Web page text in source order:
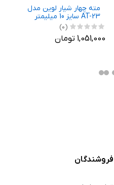
مته چهار شیار لوین مدل
AT-23 سایز 10 میلیمتر
(0)
1,051,000 تومان
فروشندگان